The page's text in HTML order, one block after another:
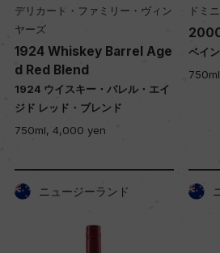
デリカート・ファミリー・ヴィン
ヤーズ
1924 Whiskey Barrel Age
d Red Blend
1924 ウイスキー・バレル・エイ
ジド レッド・ブレンド
750ml, 4,000 yen
ドミ
ベイ
ニュージーランド